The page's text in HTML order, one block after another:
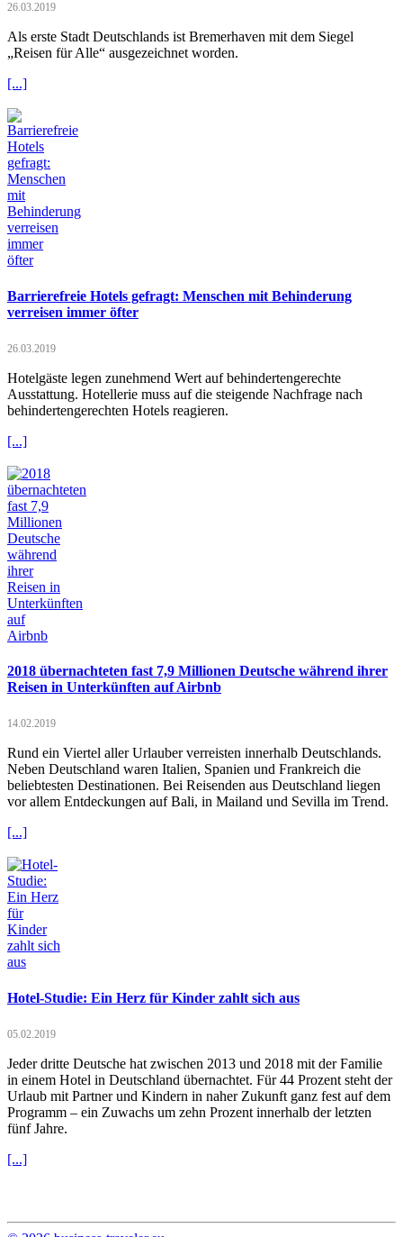
26.03.2019
Als erste Stadt Deutschlands ist Bremerhaven mit dem Siegel
„Reisen für Alle“ ausgezeichnet worden.
[...]
Barrierefreie Hotels gefragt: Menschen mit Behinderung
verreisen immer öfter
26.03.2019
Hotelgäste legen zunehmend Wert auf behindertengerechte
Ausstattung. Hotellerie muss auf die steigende Nachfrage nach
behindertengerechten Hotels reagieren.
[...]
2018 übernachteten fast 7,9 Millionen Deutsche während ihrer
Reisen in Unterkünften auf Airbnb
14.02.2019
Rund ein Viertel aller Urlauber verreisten innerhalb Deutschlands.
Neben Deutschland waren Italien, Spanien und Frankreich die
beliebtesten Destinationen. Bei Reisenden aus Deutschland liegen
vor allem Entdeckungen auf Bali, in Mailand und Sevilla im Trend.
[...]
Hotel-Studie: Ein Herz für Kinder zahlt sich aus
05.02.2019
Jeder dritte Deutsche hat zwischen 2013 und 2018 mit der Familie
in einem Hotel in Deutschland übernachtet. Für 44 Prozent steht der
Urlaub mit Partner und Kindern in naher Zukunft ganz fest auf dem
Programm – ein Zuwachs um zehn Prozent innerhalb der letzten
fünf Jahre.
[...]